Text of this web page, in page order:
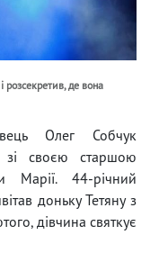
розсекретив, де вона
Олег Собчук
зі своєю старшою
Марії. 44-річний
доньку Тетяну з
дівчина святкує